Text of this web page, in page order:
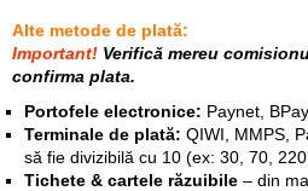
Alte metode de plată:
Important! Verifică mereu
confirma plata.
Portofele electronice: Paynet,
Terminale de plată: QIWI, MMPS,
să fie divizibilă cu 10 (ex: 30, 70,
Tichete & cartele răzuibile – din